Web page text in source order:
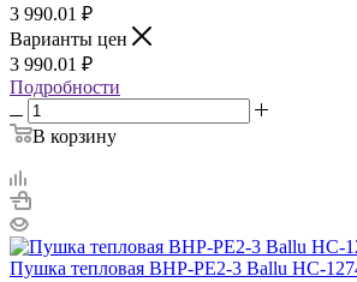
3 990.01 ₽
Варианты цен
3 990.01 ₽
Подробности
В корзину
Пушка тепловая BHP-PE2-3 Ballu НС-